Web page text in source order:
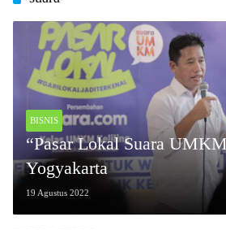
BISNIS
“Pasar Lokal Suara
Yogyakarta
19 Agustus 2022